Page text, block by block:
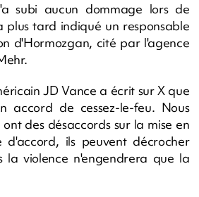
subi aucun dommage lors de
plus tard indiqué un responsable
d'Hormozgan, cité par l'agence
JD Vance a écrit sur X que
accord de cessez-le-feu. Nous
ont des désaccords sur la mise en
ils peuvent décrocher
la violence n'engendrera que la